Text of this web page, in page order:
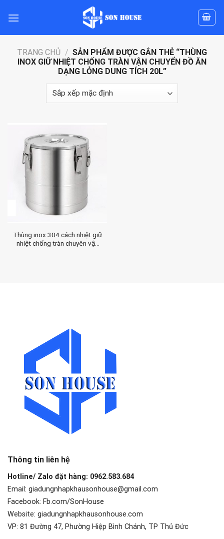
TRANG CHỦ / SẢN PHẨM ĐƯỢC GẮN THẺ “THÙNG
INOX GIỮ NHIỆT CHỐNG TRÀN VẬN CHUYỂN ĐỒ ĂN
DẠNG LỎNG DUNG TÍCH 20L”
Thùng inox 304 cách nhiệt giữ
nhiệt chống tràn chuyên vận
Thông tin liên hệ
Hotline/ Zalo đặt hàng: 0962.583.684
Email: giadungnhapkhausonhouse@gmail.com
Facebook: Fb.com/SonHouse
Website: giadungnhapkhausonhouse.com
VP: 81 Đường 47, Phường Hiệp Bình Chánh, TP Thủ Đức